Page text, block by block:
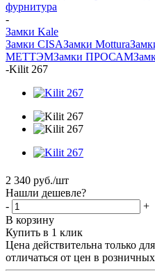
фурнитура
-
Замки Kale
Замки CISAЗамки Mottura
МЕТТЭМЗамки ПРОСАМ
-Kilit 267
2 340 руб./шт
Нашли дешевле?
-
+
В корзину
Купить в 1 клик
Цена действительна только
отличаться от цен в